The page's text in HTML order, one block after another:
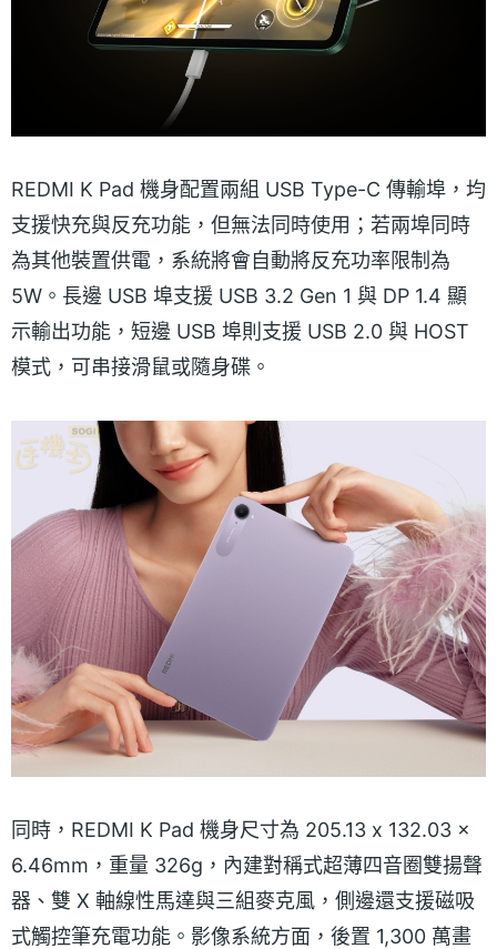
REDMI K Pad 機身配置兩組 USB Type-C 傳輸埠，均
支援快充與反充功能，但無法同時使用；若兩埠同時
為其他裝置供電，系統將會自動將反充功率限制為
5W。長邊 USB 埠支援 USB 3.2 Gen 1 與 DP 1.4 顯
示輸出功能，短邊 USB 埠則支援 USB 2.0 與 HOST
模式，可串接滑鼠或隨身碟。
同時，REDMI K Pad 機身尺寸為 205.13 x 132.03 x
6.46mm，重量 326g，內建對稱式超薄四音圈雙揚聲
器、雙 X 軸線性馬達與三組麥克風，側邊還支援磁吸
式觸控筆充電功能。影像系統方面，後置 1,300 萬畫